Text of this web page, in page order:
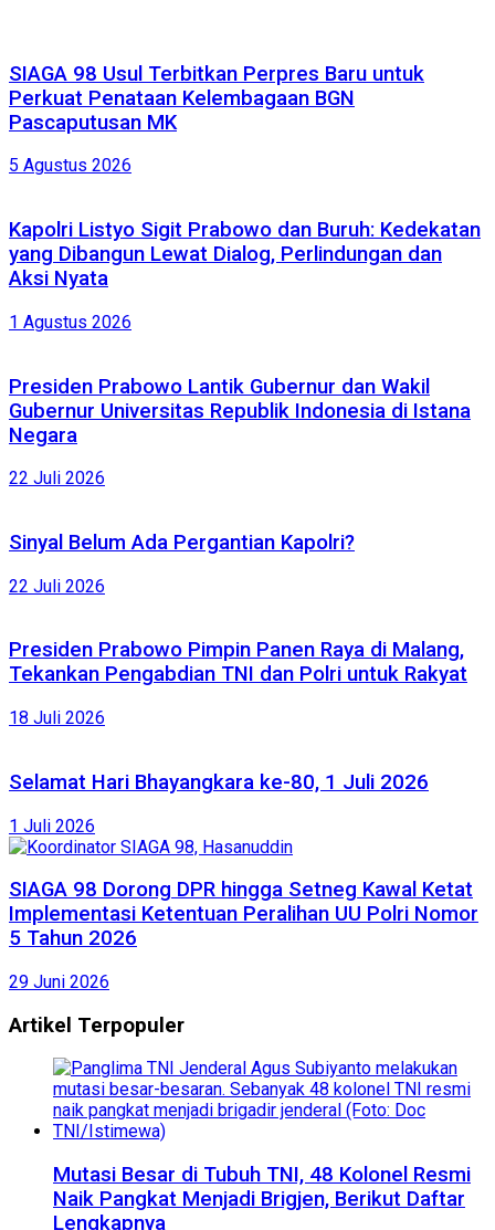
SIAGA 98 Usul Terbitkan Perpres Baru untuk
Perkuat Penataan Kelembagaan BGN
Pascaputusan MK
5 Agustus 2026
Kapolri Listyo Sigit Prabowo dan Buruh: Kedekatan
yang Dibangun Lewat Dialog, Perlindungan dan
Aksi Nyata
1 Agustus 2026
Presiden Prabowo Lantik Gubernur dan Wakil
Gubernur Universitas Republik Indonesia di Istana
Negara
22 Juli 2026
Sinyal Belum Ada Pergantian Kapolri?
22 Juli 2026
Presiden Prabowo Pimpin Panen Raya di Malang,
Tekankan Pengabdian TNI dan Polri untuk Rakyat
18 Juli 2026
Selamat Hari Bhayangkara ke-80, 1 Juli 2026
1 Juli 2026
SIAGA 98 Dorong DPR hingga Setneg Kawal Ketat
Implementasi Ketentuan Peralihan UU Polri Nomor
5 Tahun 2026
29 Juni 2026
Artikel Terpopuler
Mutasi Besar di Tubuh TNI, 48 Kolonel Resmi
Naik Pangkat Menjadi Brigjen, Berikut Daftar
Lengkapnya